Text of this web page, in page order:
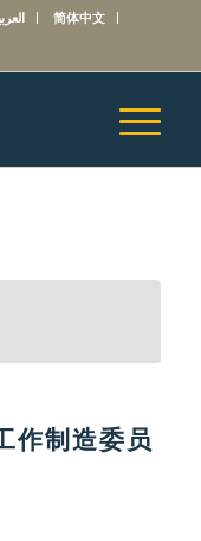
简体中文
作制造委员